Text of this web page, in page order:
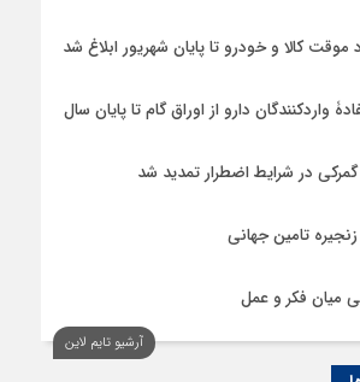
موقت کالا و خودرو تا پایان شهریور ابلاغ شد
واردکنندگان دارو از اوراق گام تا پایان سال
در شرایط اضطرار تمدید شد
تامین جهانی
میان فکر و عمل
میدان اقتصاد و عرصه تصمیم‌گیری است
آرشیو تایم لاین